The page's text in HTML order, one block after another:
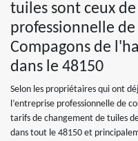
tuiles sont ceux
professionnelle
Compagons de
dans le 48150
Selon les propriétaires qui ont
l’entreprise professionnelle de
tarifs de changement de tuiles
dans tout le 48150 et